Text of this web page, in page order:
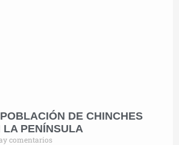
DE CHINCHES
LA PENÍNSULA
comentarios